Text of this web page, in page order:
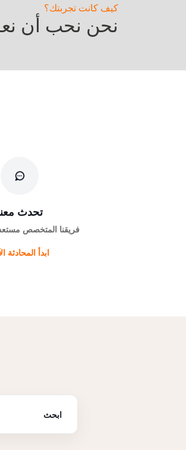
كيف كانت تجربتك؟
نحن نحب أن
تحدث
فريقنا المتخصص
ابدأ المحادثة